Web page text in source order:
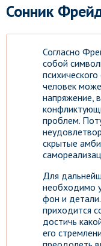
Сонник
Согласно
собой
человек
напряжение,
проблем.
скрытые
Для
необходимо
фон и
приходится
достичь
его